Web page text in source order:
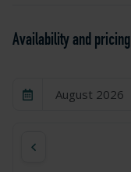
Availability and pricing